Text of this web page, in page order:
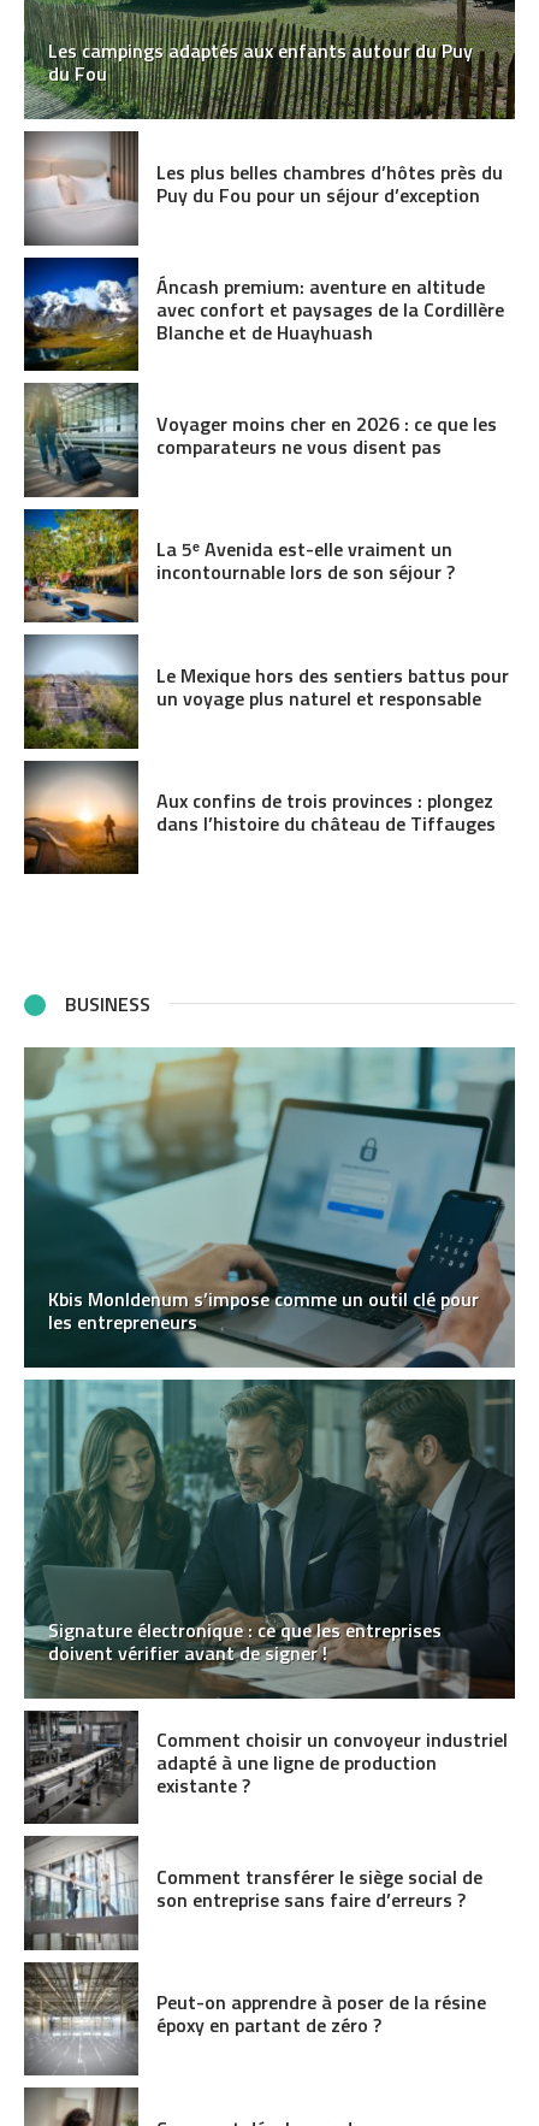
Les campings adaptés aux enfants autour du Puy
du Fou
Les plus belles chambres d’hôtes près du
Puy du Fou pour un séjour d’exception
Áncash premium: aventure en altitude
avec confort et paysages de la Cordillère
Blanche et de Huayhuash
Voyager moins cher en 2026 : ce que les
comparateurs ne vous disent pas
La 5ᵉ Avenida est-elle vraiment un
incontournable lors de son séjour ?
Le Mexique hors des sentiers battus pour
un voyage plus naturel et responsable
Aux confins de trois provinces : plongez
dans l’histoire du château de Tiffauges
BUSINESS
Kbis MonIdenum s’impose comme un outil clé pour
les entrepreneurs
Signature électronique : ce que les entreprises
doivent vérifier avant de signer !
Comment choisir un convoyeur industriel
adapté à une ligne de production
existante ?
Comment transférer le siège social de
son entreprise sans faire d’erreurs ?
Peut-on apprendre à poser de la résine
époxy en partant de zéro ?